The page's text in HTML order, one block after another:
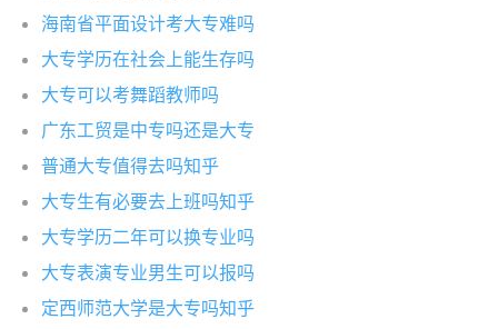
海南省平面设计考大专难吗
大专学历在社会上能生存吗
大专可以考舞蹈教师吗
广东工贸是中专吗还是大专
普通大专值得去吗知乎
大专生有必要去上班吗知乎
大专学历二年可以换专业吗
大专表演专业男生可以报吗
定西师范大学是大专吗知乎